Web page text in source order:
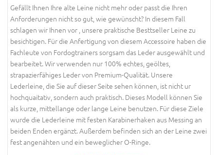
Gefällt Ihnen Ihre alte Leine nicht mehr oder passt die Ihren
Anforderungen nicht so gut, wie gewünscht? In diesem Fall
schlagen wir Ihnen vor , unsere praktische Besttseller Leine zu
besichtigen. Für die Anfertigung von diesem Accessoire haben die
Fachleute von Fordogtrainers sorgsam das Leder ausgewählt und
bearbeitet. Wir verwenden nur 100% echtes, geöltes,
strapazierfähiges Leder von Premium-Qualität. Unsere
Lederleine, die Sie auf dieser Seite sehen können, ist nicht ur
hochquaitativ, sondern auch praktisch. Dieses Modell können Sie
als kurze, mittellange oder lange Leine benutzen. Für diese Ziele
wurde die Lederleine mit festen Karabinerhaken aus Messing an
beiden Enden ergänzt. Außerdem befinden sich an der Leine zwei
fest angenähten und ein beweglicher O-Ringe.